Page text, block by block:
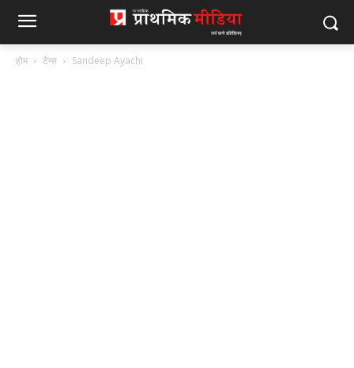
होम टैग्स Sandeep Ayachi